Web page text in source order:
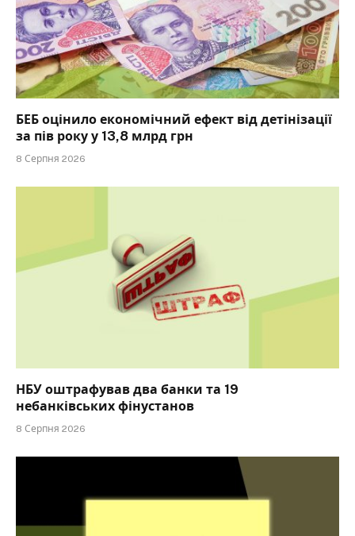
БЕБ оцінило економічний ефект від детінізації
за пів року у 13,8 млрд грн
8 Серпня 2026
НБУ оштрафував два банки та 19
небанківських фінустанов
8 Серпня 2026